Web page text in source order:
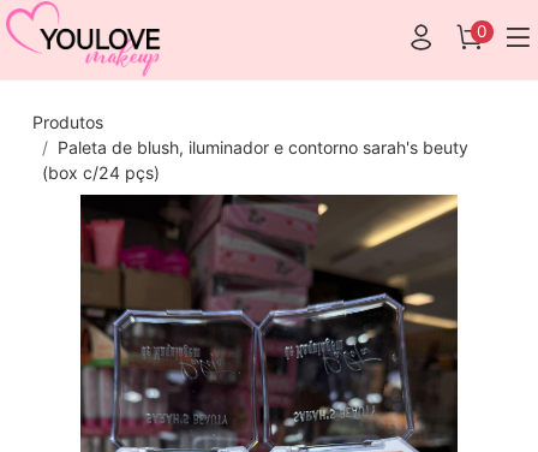
0
Produtos
Paleta de blush, iluminador e contorno sarah's beuty
(box c/24 pçs)